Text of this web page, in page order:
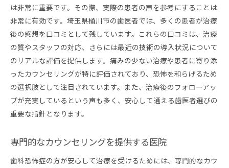
は非常に重要です。その際、実際の患者の声を参考にすることは
非常に有効です。埼玉県桶川市の歯医者では、多くの患者が治療
後の感想を口コミとして残しています。これらの口コミは、治療
の質やスタッフの対応、さらには最近の技術の導入状況について
のリアルな評価を提供します。痛みの少ない治療や患者に寄り添
ったカウンセリングが特に評価されており、恐怖を和らげるため
の選択肢として注目されています。また、治療後のフォローアッ
プが充実しているという声も多く、安心して通える歯医者選びの
重要な指針となります。
専門的なカウンセリングを提供する医院
歯科恐怖症の方が安心して治療を受けるためには、専門的なカウ